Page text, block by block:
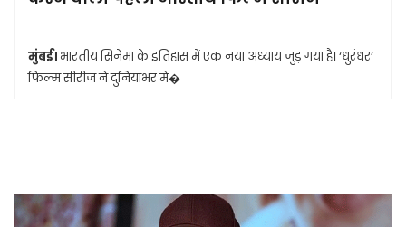
मुंबई। भारतीय सिनेमा के इतिहास में एक नया अध्याय जुड़ गया है। ‘धुरंधर’
फिल्म सीरीज ने दुनियाभर मे�